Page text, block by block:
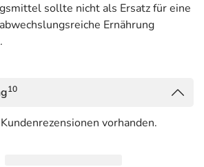
sollte nicht als Ersatz für eine
Ernährung
10
vorhanden.